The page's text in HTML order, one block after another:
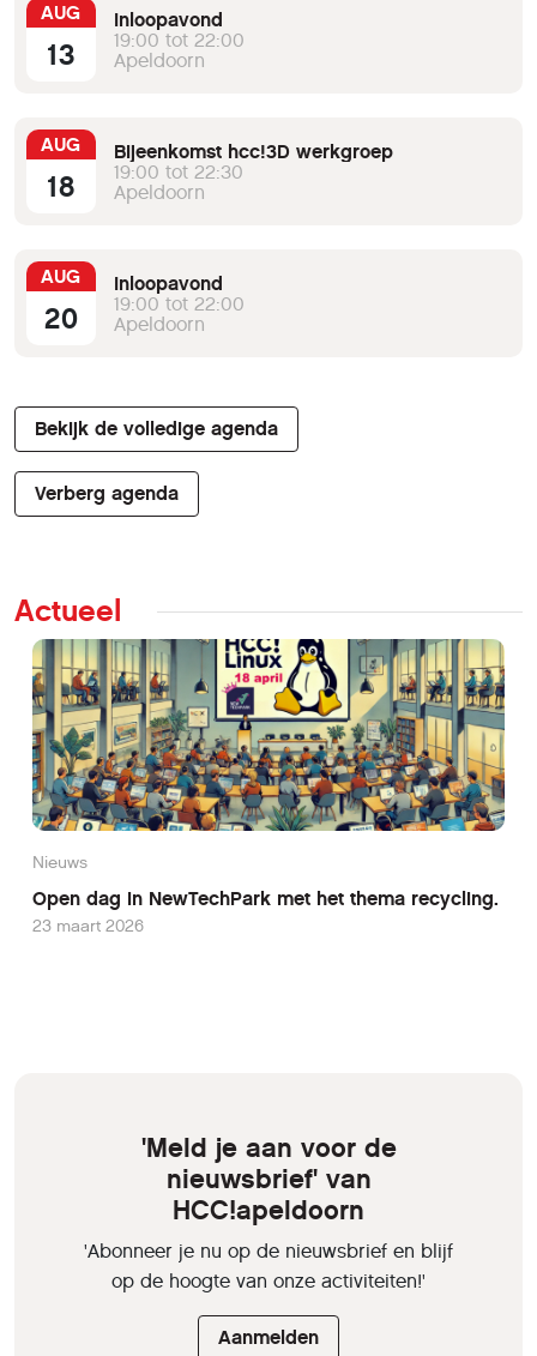
AUG
13
Inloopavond
19:00 tot 22:00
Apeldoorn
AUG
18
Bijeenkomst hcc!3D werkgroep
19:00 tot 22:30
Apeldoorn
AUG
20
Inloopavond
19:00 tot 22:00
Apeldoorn
Bekijk de volledige agenda
Verberg agenda
Actueel
Nieuws
Open dag in NewTechPark met het thema recycling.
23 maart 2026
'Meld je aan voor de
nieuwsbrief' van
HCC!apeldoorn
'Abonneer je nu op de nieuwsbrief en blijf
op de hoogte van onze activiteiten!'
Aanmelden